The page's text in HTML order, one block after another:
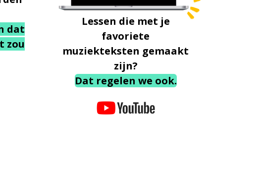
dat
zou
Lessen die met je
favoriete
muziekteksten gemaakt
zijn?
Dat regelen we ook.